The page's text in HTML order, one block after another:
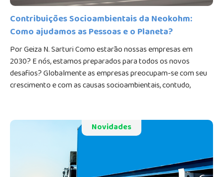
Contribuições Socioambientais da Neokohm:
Como ajudamos as Pessoas e o Planeta?
Por Geiza N. Sarturi Como estarão nossas empresas em
2030? E nós, estamos preparados para todos os novos
desafios? Globalmente as empresas preocupam-se com seu
crescimento e com as causas socioambientais, contudo,
planeta. Para garantir que a alimentação chegue......
Novidades